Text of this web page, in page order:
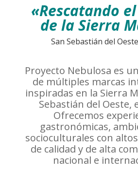
«Rescatando
de la Sierra
San Sebastián del
Proyecto Nebulosa es
de múltiples marcas
inspiradas en la Sierra
Sebastián del Oeste,
Ofrecemos
gastronómicas,
socioculturales con
de calidad y de alta
nacional e